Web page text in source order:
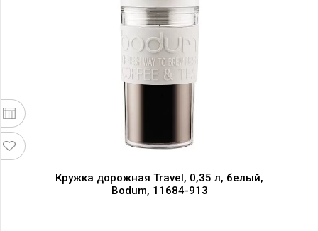
Кружка дорожная Travel, 0,35 л, белый,
Bodum, 11684-913